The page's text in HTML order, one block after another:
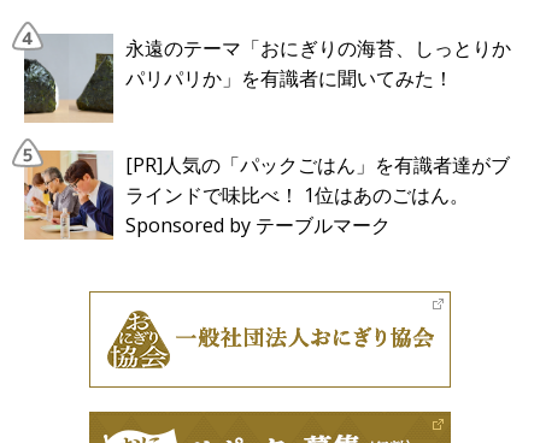
永遠のテーマ「おにぎりの海苔、しっとりか
パリパリか」を有識者に聞いてみた！
[PR]人気の「パックごはん」を有識者達がブ
ラインドで味比べ！ 1位はあのごはん。
Sponsored by テーブルマーク